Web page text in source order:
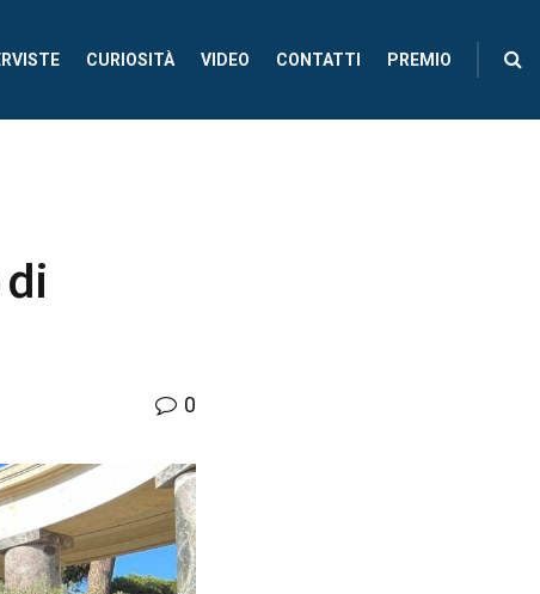
CURIOSITÀ VIDEO CONTATTI PREMIO
0